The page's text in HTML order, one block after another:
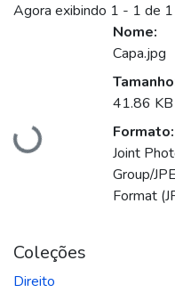
Agora exibindo 1 - 1 de 1
Carregando...
Nome:
Capa.jpg
41.86 KB
Formato:
Joint
Group/
Format
Coleções
Direito